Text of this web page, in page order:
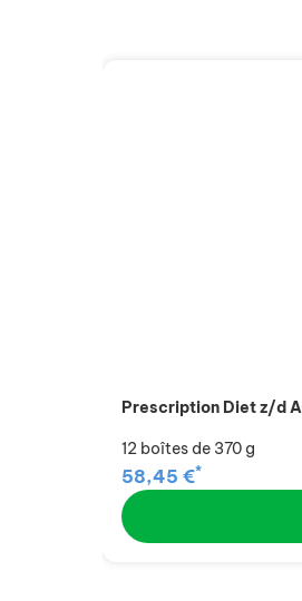
Prescription Diet z/d
12 boîtes de 370 g
58,45 €*